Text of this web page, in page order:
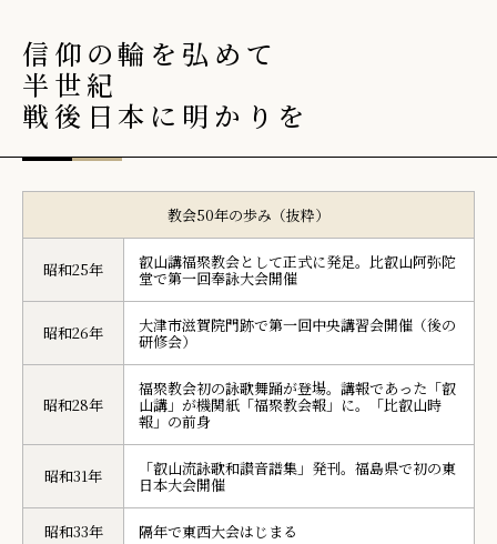
信仰の輪を弘めて
半世紀
戦後日本に明かりを
教会50年の歩み（抜粋）
昭和25年 叡山講福聚教会として正式に発足。比叡山阿弥陀
堂で第一回奉詠大会開催
昭和26年 大津市滋賀院門跡で第一回中央講習会開催（後の
研修会）
昭和28年
福聚教会初の詠歌舞踊が登場。講報であった「叡
山講」が機関紙「福聚教会報」に。「比叡山時
報」の前身
昭和31年 「叡山流詠歌和讃音譜集」発刊。福島県で初の東
日本大会開催
昭和33年 隔年で東西大会はじまる